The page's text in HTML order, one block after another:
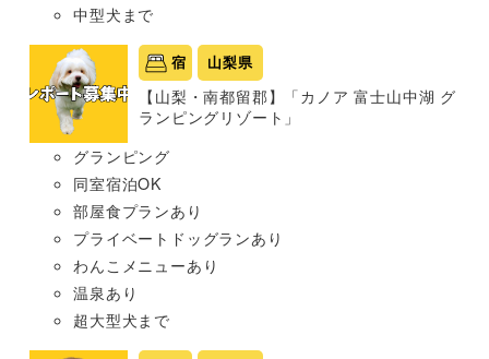
中型犬まで
宿 山梨県
【山梨・南都留郡】「カノア 富士山中湖 グ
ランピングリゾート」
グランピング
同室宿泊OK
部屋食プランあり
プライベートドッグランあり
わんこメニューあり
温泉あり
超大型犬まで